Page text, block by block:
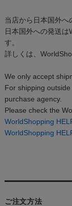
当店から日本国外へ
日本国外への発送
す。
詳しくは、
We only accept
For shipping
purchase agency.
Please check the
WorldShopping
WorldShopping
ご注文方法